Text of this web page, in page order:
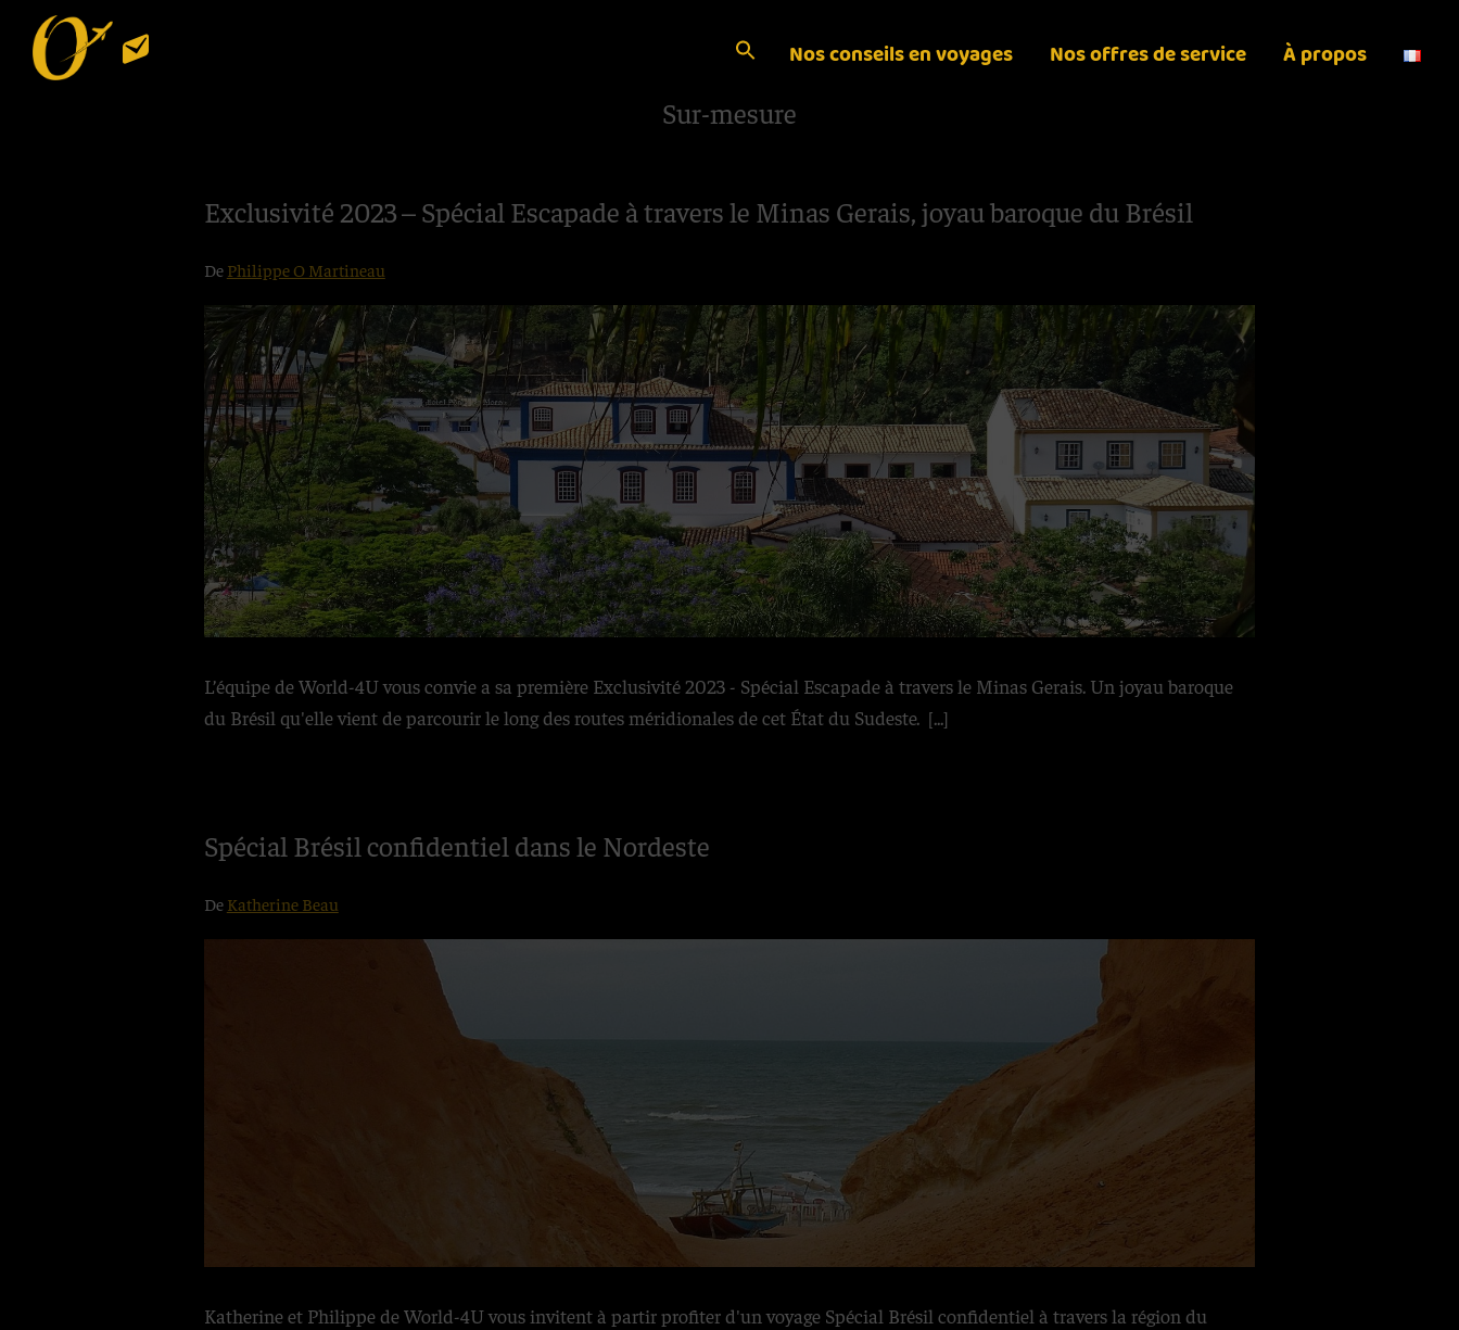
Passer
Passer
contenu
Nos conseils en voyages Nos offres de service À propos
Sur-mesure
Exclusivité 2023 – Spécial Escapade à travers le Minas Gerais, joyau baroque du Brésil
De Philippe O Martineau
L’équipe de World-4U vous convie a sa première Exclusivité 2023 - Spécial Escapade à travers le Minas Gerais. Un joyau baroque
du Brésil qu'elle vient de parcourir le long des routes méridionales de cet État du Sudeste. [...]
Spécial Brésil confidentiel dans le Nordeste
De Katherine Beau
Katherine et Philippe de World-4U vous invitent à partir profiter d'un voyage Spécial Brésil confidentiel à travers la région du